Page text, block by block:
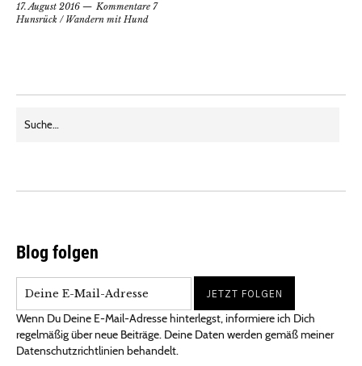
17. August 2016
Kommentare 7
Hunsrück / Wandern mit Hund
Blog folgen
Wenn Du Deine E-Mail-Adresse hinterlegst, informiere ich Dich
regelmäßig über neue Beiträge. Deine Daten werden gemäß meiner
Datenschutzrichtlinien behandelt.